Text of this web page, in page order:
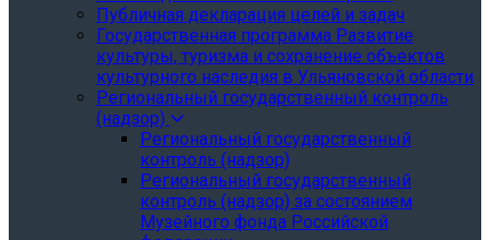
Публичная декларация целей и задач
Государственная программа Развитие
культуры, туризма и сохранение объектов
культурного наследия в Ульяновской области
Региональный государственный контроль
(надзор)
Региональный государственный
контроль (надзор)
Региональный государственный
контроль (надзор) за состоянием
Музейного фонда Российской